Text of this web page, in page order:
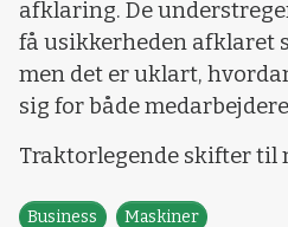
afklaring. De
få usikkerheden afklaret
men det er uklart,
sig for både
Traktorlegende skifter
Business Maskiner